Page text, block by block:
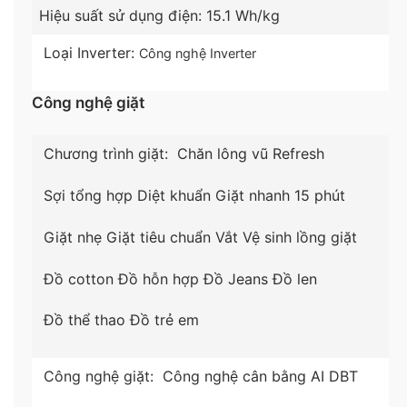
*Hình ảnh chỉ mang tính chất minh họa
Công nghệ giặt đặc biệt
Giặt hơi nướcở nhiệt độ từ 60°C đến 90°Cnhanh
chóng loại bỏ các vết bẩn cứng đầu, đồng thời
giúp loại bỏ vi khuẩn và các chất gây dị ứng, an
năng tự động cân bằng khi giặt, từ đó điều chỉnh
Hiệu suất sử dụng điện: 15.1 Wh/kg
Loại Inverter: Công nghệ Inverter
Công nghệ giặt
Chương trình giặt: Chăn lông vũ Refresh
Sợi tổng hợp Diệt khuẩn Giặt nhanh 15 phút
Giặt nhẹ Giặt tiêu chuẩn Vắt Vệ sinh lồng giặt
Đồ cotton Đồ hỗn hợp Đồ Jeans Đồ len
Đồ thể thao Đồ trẻ em
Công nghệ giặt: Công nghệ cân bằng AI DBT